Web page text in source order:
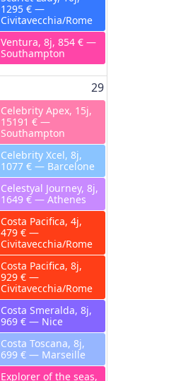
1295 € —
Civitavecchia/Rome
Ventura, 8j, 854 € —
Southampton
29
Celebrity Apex, 15j,
15191 € —
Southampton
Celebrity Xcel, 8j,
1077 € — Barcelone
Celestyal Journey, 8j,
1649 € — Athenes
Costa Pacifica, 4j,
479 € —
Civitavecchia/Rome
Costa Pacifica, 8j,
929 € —
Civitavecchia/Rome
Costa Smeralda, 8j,
969 € — Nice
Costa Toscana, 8j,
699 € — Marseille
Explorer of the seas,